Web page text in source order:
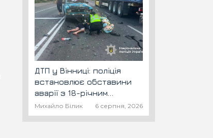
ДТП у Вінниці: поліція
встановлює обставини
аварії з 18-річним
скутеристом
Михайло Білик 6 серпня, 2026